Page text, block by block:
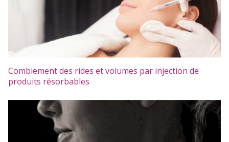
Comblement des rides et volumes par injection de
produits résorbables